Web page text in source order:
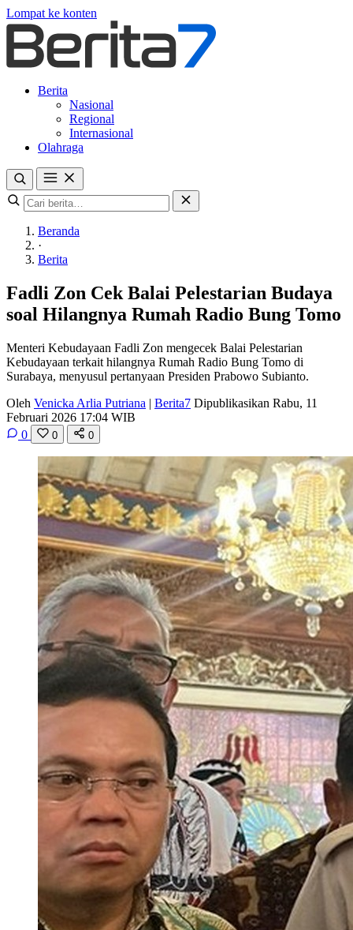
Lompat ke konten
Berita
Nasional
Regional
Internasional
Olahraga
Beranda
·
Berita
Fadli Zon Cek Balai Pelestarian Budaya
soal Hilangnya Rumah Radio Bung Tomo
Menteri Kebudayaan Fadli Zon mengecek Balai Pelestarian
Kebudayaan terkait hilangnya Rumah Radio Bung Tomo di
Surabaya, menyusul pertanyaan Presiden Prabowo Subianto.
Oleh Venicka Arlia Putriana | Berita7 Dipublikasikan Rabu, 11
Februari 2026 17:04 WIB
0
0 0